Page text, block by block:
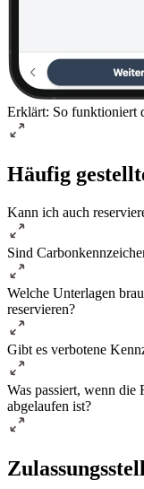
Erklärt: So funktioniert
Häufig
Kann ich auch
Sind
Welche Unterlagen
reservieren?
Gibt es verbotene
Was passiert, wenn die
abgelaufen ist?